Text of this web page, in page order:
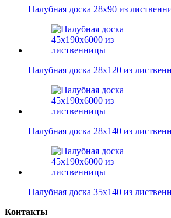
Палубная доска 28х90 из
Палубная доска 28х120 из
Палубная доска 28х140 из
Палубная доска 35х140 из
Контакты